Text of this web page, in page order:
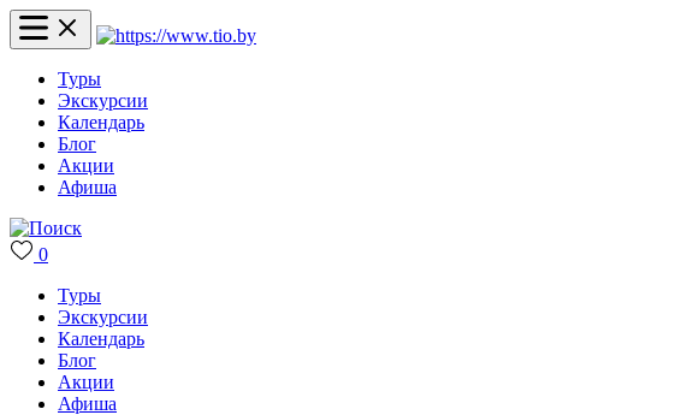
Туры
Экскурсии
Календарь
Блог
Акции
Афиша
0
Туры
Экскурсии
Календарь
Блог
Акции
Афиша